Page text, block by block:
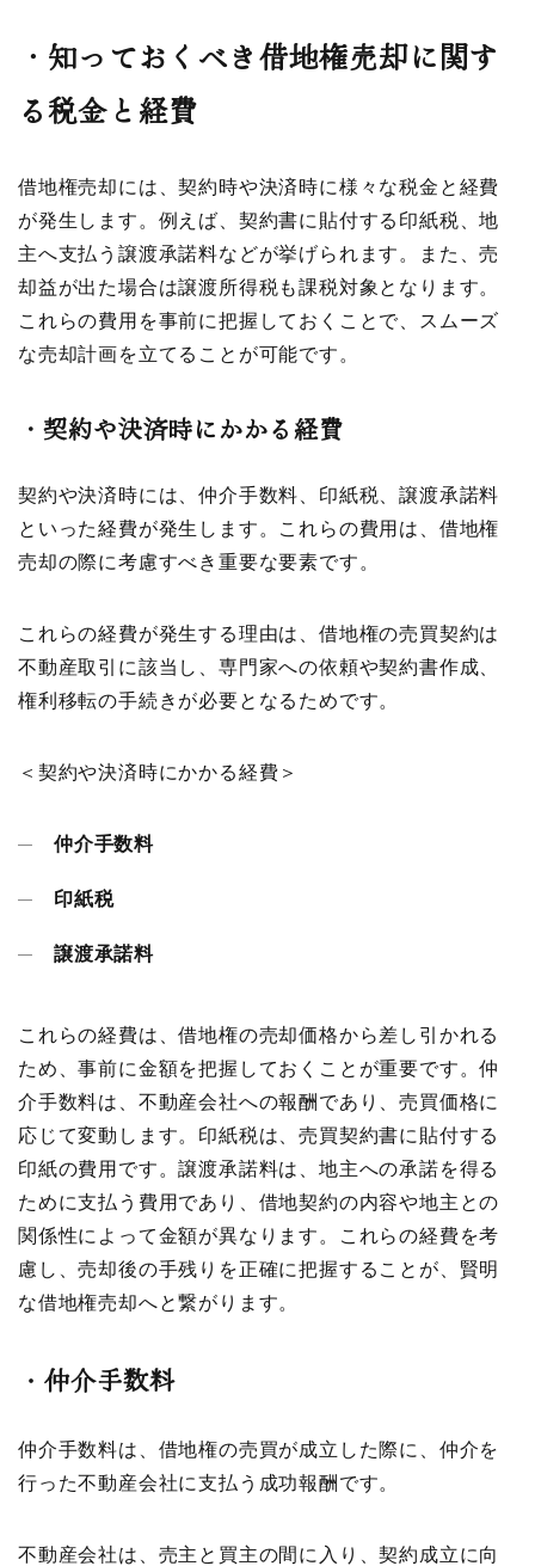
・ 知っておくべき借地権売却に関す
る税金と経費
借地権売却には、契約時や決済時に様々な税金と経費
が発生します。例えば、契約書に貼付する印紙税、地
主へ支払う譲渡承諾料などが挙げられます。また、売
却益が出た場合は譲渡所得税も課税対象となります。
これらの費用を事前に把握しておくことで、スムーズ
な売却計画を立てることが可能です。
・ 契約や決済時にかかる経費
契約や決済時には、仲介手数料、印紙税、譲渡承諾料
といった経費が発生します。これらの費用は、借地権
売却の際に考慮すべき重要な要素です。
これらの経費が発生する理由は、借地権の売買契約は
不動産取引に該当し、専門家への依頼や契約書作成、
権利移転の手続きが必要となるためです。
＜契約や決済時にかかる経費＞
仲介手数料
印紙税
譲渡承諾料
これらの経費は、借地権の売却価格から差し引かれる
ため、事前に金額を把握しておくことが重要です。仲
介手数料は、不動産会社への報酬であり、売買価格に
応じて変動します。印紙税は、売買契約書に貼付する
印紙の費用です。譲渡承諾料は、地主への承諾を得る
ために支払う費用であり、借地契約の内容や地主との
関係性によって金額が異なります。これらの経費を考
慮し、売却後の手残りを正確に把握することが、賢明
な借地権売却へと繋がります。
・仲介手数料
仲介手数料は、借地権の売買が成立した際に、仲介を
行った不動産会社に支払う成功報酬です。
不動産会社は、売主と買主の間に入り、契約成立に向